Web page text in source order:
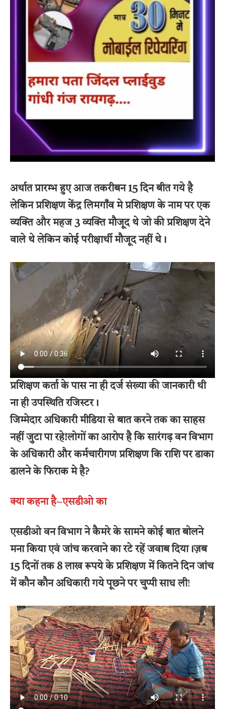
अर्थात प्रारम्भ हुए आज तकरीबन 15 दिन बीत गये है
लेकिन प्रशिक्षण केंद्र लिमगाँव मे प्रशिक्षण के नाम पर एक
व्यक्ति और महज 3 व्यक्ति मौजूद थे जो की प्रशिक्षण देने
वाले थे लेकिन कोई परीक्षार्थी मौजूद नहीं थे।
प्रशिक्षण कर्ता के पास ना ही दर्ज संख्या की जानकारी थी
ना ही उपस्थिति रजिस्टर।
जिम्मेदार अधिकारी मीडिया से बात करने तक का साहस
नहीं जुटा पा रहे!लोगों का आरोप है कि सारंगढ़ वन विभाग
के अधिकारी और कर्मचारीगण प्रशिक्षण कि राशि पर डाका
डालने के फिराक मे है?
क्या कहना है~एसडीओ का
एसडीओ वन विभाग ने कैमरे के सामने कोई बात बोलने
मना किया एवं जांच करवाने का रटे रहें जवाब दिया।ज़ब
15 दिनों तक 8 लाख रूपये के प्रशिक्षण में कितने दिन जांच
में कौन कौन अधिकारी गये पूछने पर चुप्पी साध ली!